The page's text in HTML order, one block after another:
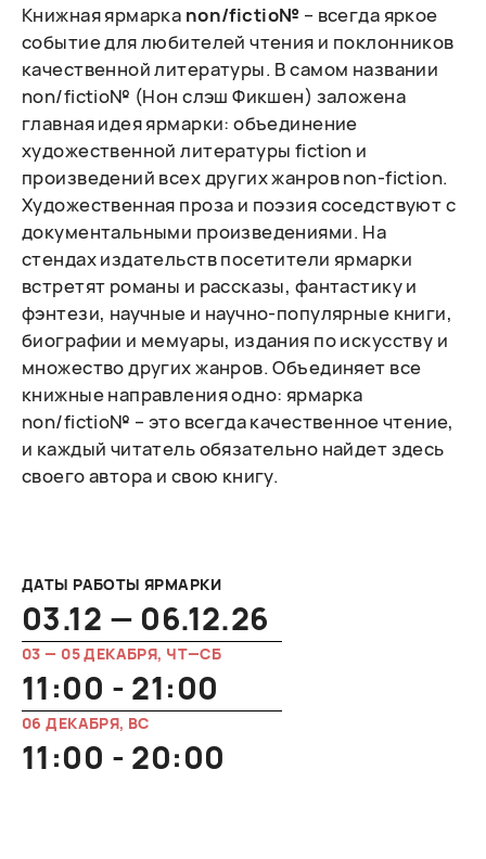
Книжная ярмарка non/fictio№ – всегда яркое
событие для любителей чтения и поклонников
качественной литературы. В самом названии
non/fictio№ (Нон слэш Фикшен) заложена
главная идея ярмарки: объединение
художественной литературы fiction и
произведений всех других жанров non-fiction.
Художественная проза и поэзия соседствуют с
документальными произведениями. На
стендах издательств посетители ярмарки
встретят романы и рассказы, фантастику и
фэнтези, научные и научно-популярные книги,
биографии и мемуары, издания по искусству и
множество других жанров. Объединяет все
книжные направления одно: ярмарка
non/fictio№ – это всегда качественное чтение,
и каждый читатель обязательно найдет здесь
своего автора и свою книгу.
ДАТЫ РАБОТЫ ЯРМАРКИ
03.12 — 06.12.26
03 — 05 ДЕКАБРЯ, ЧТ—СБ
11:00 - 21:00
06 ДЕКАБРЯ, ВС
11:00 - 20:00